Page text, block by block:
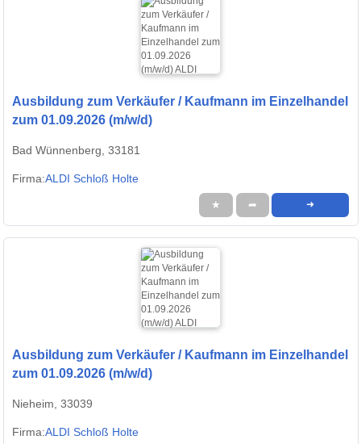
Ausbildung zum Verkäufer / Kaufmann im Einzelhandel
zum 01.09.2026 (m/w/d)
Bad Wünnenberg, 33181
Firma:ALDI Schloß Holte
★ ➦ ➜
Ausbildung zum Verkäufer / Kaufmann im Einzelhandel
zum 01.09.2026 (m/w/d)
Nieheim, 33039
Firma:ALDI Schloß Holte